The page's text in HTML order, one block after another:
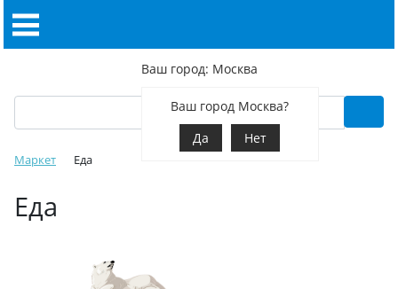
Ваш город: Москва
Ваш город Москва?
Да
Нет
Маркет Еда
Еда